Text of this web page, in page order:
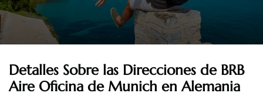
Detalles Sobre las Direcciones de BRB
Aire Oficina de Munich en Alemania